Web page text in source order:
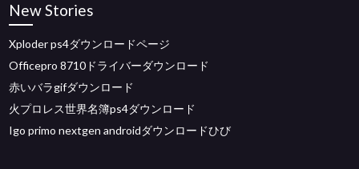
New Stories
Xploder ps4ダウンロードページ
Officepro 8710ドライバーダウンロード
赤いバラgifダウンロード
火プロレス世界名簿ps4ダウンロード
Igo primo nextgen androidダウンロードひび